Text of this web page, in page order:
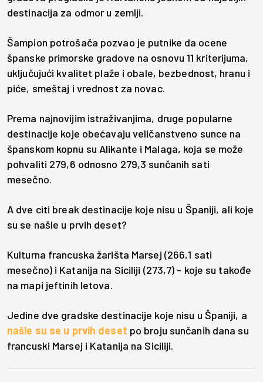
destinacija za odmor u zemlji.
Šampion potrošača pozvao je putnike da ocene
španske primorske gradove na osnovu 11 kriterijuma,
uključujući kvalitet plaže i obale, bezbednost, hranu i
piće, smeštaj i vrednost za novac.
Prema najnovijim istraživanjima, druge popularne
destinacije koje obećavaju veličanstveno sunce na
španskom kopnu su Alikante i Malaga, koja se može
pohvaliti 279,6 odnosno 279,3 sunčanih sati
mesečno.
A dve citi break destinacije koje nisu u Španiji, ali koje
su se našle u prvih deset?
Kulturna francuska žarišta Marsej (266,1 sati
mesečno) i Katanija na Siciliji (273,7) - koje su takođe
na mapi jeftinih letova.
Jedine dve gradske destinacije koje nisu u Španiji, a
našle su se u prvih deset po broju sunčanih dana su
francuski Marsej i Katanija na Siciliji.